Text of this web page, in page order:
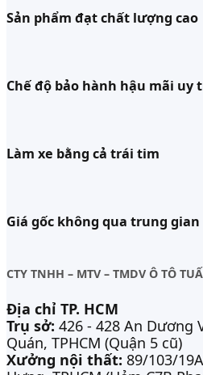
Sản phẩm đạt chất lượng cao
Chế độ bảo hành hậu mãi uy
Làm xe bằng cả trái tim
Giá gốc không qua trung gian
CTY TNHH – MTV – TMDV Ô TÔ
Địa chỉ TP. HCM
Trụ sở: 426 - 428 An Dương
Quán, TPHCM (Quận 5 cũ)
Xưởng nội thất: 89/103/